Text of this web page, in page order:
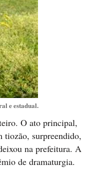
e estadual.
O ato principal,
tiozão, surpreendido,
na prefeitura. A
de dramaturgia.